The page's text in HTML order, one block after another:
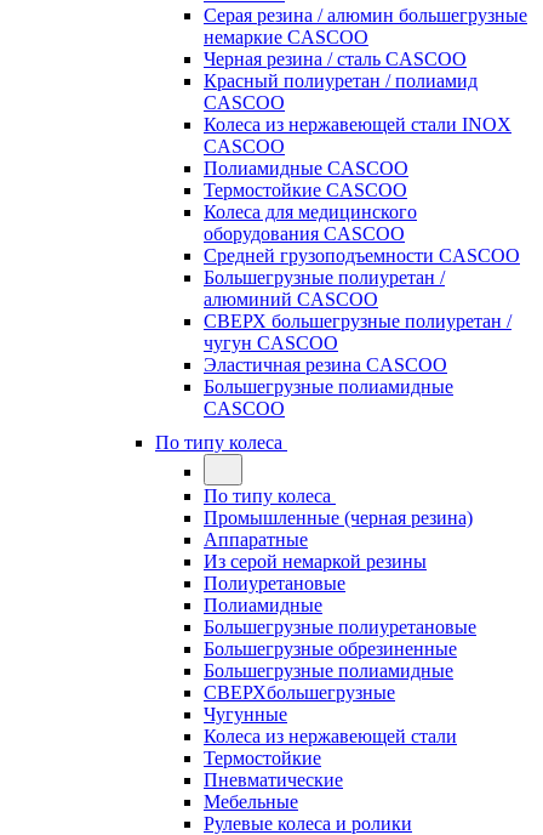
Серая резина / алюмин большегрузные
немаркие CASCOO
Черная резина / сталь CASCOO
Красный полиуретан / полиамид
CASCOO
Колеса из нержавеющей стали INOX
CASCOO
Полиамидные CASCOO
Термостойкие CASCOO
Колеса для медицинского
оборудования CASCOO
Средней грузоподъемности CASCOO
Большегрузные полиуретан /
алюминий CASCOO
СВЕРХ большегрузные полиуретан /
чугун CASCOO
Эластичная резина CASCOO
Большегрузные полиамидные
CASCOO
По типу колеса
По типу колеса
Промышленные (черная резина)
Аппаратные
Из серой немаркой резины
Полиуретановые
Полиамидные
Большегрузные полиуретановые
Большегрузные обрезиненные
Большегрузные полиамидные
СВЕРХбольшегрузные
Чугунные
Колеса из нержавеющей стали
Термостойкие
Пневматические
Мебельные
Рулевые колеса и ролики